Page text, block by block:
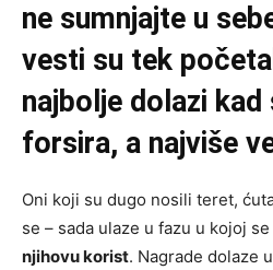
ne sumnjajte u
vesti su tek
najbolje dolazi kad
forsira, a najviše
Oni koji su dugo nosili teret,
se – sada ulaze u fazu u kojoj se
njihovu korist. Nagrade dolaze